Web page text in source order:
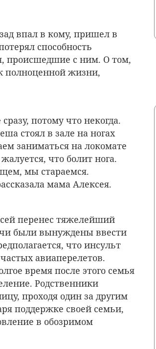
впал в кому, пришел в
способность
происшедшие с ним. О том,
полноценной жизни,
потому что некогда.
стоял в зале на ногах
заниматься на локомате
что болит нога.
мы стараемся.
мама Алексея.
перенес тяжелейший
были вынуждены ввести
что инсульт
авиаперелетов.
время после этого семья
Родственники
проходя один за другим
поддержке своей семьи,
в обозримом